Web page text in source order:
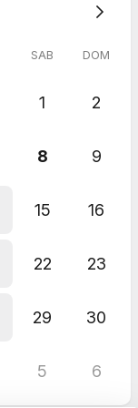
SAB DOM
1 2
8 9
15 16
22 23
29 30
5 6